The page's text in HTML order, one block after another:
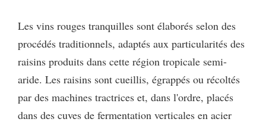
Les vins rouges tranquilles sont élaborés selon des
procédés traditionnels, adaptés aux particularités des
raisins produits dans cette région tropicale semi-
aride. Les raisins sont cueillis, égrappés ou récoltés
par des machines tractrices et, dans l'ordre, placés
dans des cuves de fermentation verticales en acier